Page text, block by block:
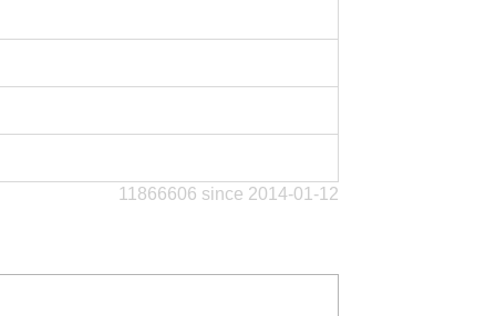
11866606 since 2014-01-12